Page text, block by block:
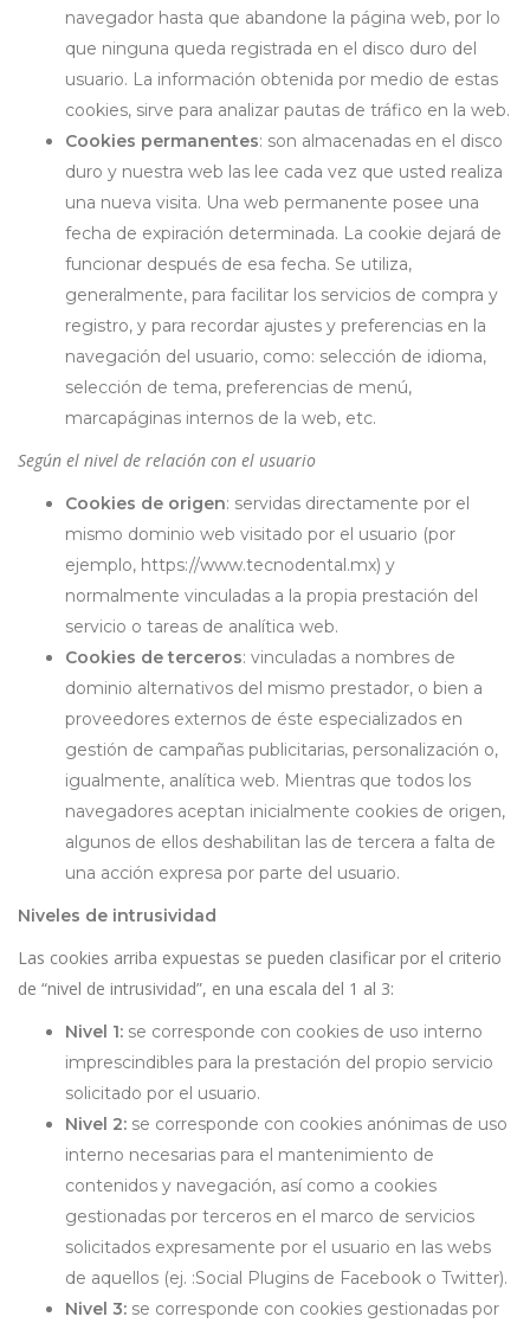
navegador hasta que abandone la página web, por lo
que ninguna queda registrada en el disco duro del
usuario. La información obtenida por medio de estas
cookies, sirve para analizar pautas de tráfico en la web.
Cookies permanentes: son almacenadas en el disco
duro y nuestra web las lee cada vez que usted realiza
una nueva visita. Una web permanente posee una
fecha de expiración determinada. La cookie dejará de
funcionar después de esa fecha. Se utiliza,
generalmente, para facilitar los servicios de compra y
registro, y para recordar ajustes y preferencias en la
navegación del usuario, como: selección de idioma,
selección de tema, preferencias de menú,
marcapáginas internos de la web, etc.
Según el nivel de relación con el usuario
Cookies de origen: servidas directamente por el
mismo dominio web visitado por el usuario (por
ejemplo, https://www.tecnodental.mx) y
normalmente vinculadas a la propia prestación del
servicio o tareas de analítica web.
Cookies de terceros: vinculadas a nombres de
dominio alternativos del mismo prestador, o bien a
proveedores externos de éste especializados en
gestión de campañas publicitarias, personalización o,
igualmente, analítica web. Mientras que todos los
navegadores aceptan inicialmente cookies de origen,
algunos de ellos deshabilitan las de tercera a falta de
una acción expresa por parte del usuario.
Niveles de intrusividad
Las cookies arriba expuestas se pueden clasificar por el criterio
de “nivel de intrusividad”, en una escala del 1 al 3:
Nivel 1: se corresponde con cookies de uso interno
imprescindibles para la prestación del propio servicio
solicitado por el usuario.
Nivel 2: se corresponde con cookies anónimas de uso
interno necesarias para el mantenimiento de
contenidos y navegación, así como a cookies
gestionadas por terceros en el marco de servicios
solicitados expresamente por el usuario en las webs
de aquellos (ej. :Social Plugins de Facebook o Twitter).
Nivel 3: se corresponde con cookies gestionadas por